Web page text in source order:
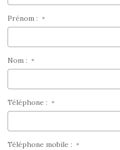
Prénom : *
Nom : *
Téléphone : *
Téléphone mobile : *